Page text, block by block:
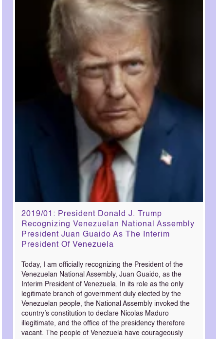
2019/01: President Donald J. Trump
Recognizing Venezuelan National Assembly
President Juan Guaido As The Interim
President Of Venezuela
Today, I am officially recognizing the President of the
Venezuelan National Assembly, Juan Guaido, as the
Interim President of Venezuela. In its role as the only
legitimate branch of government duly elected by the
Venezuelan people, the National Assembly invoked the
country’s constitution to declare Nicolas Maduro
illegitimate, and the office of the presidency therefore
vacant. The people of Venezuela have courageously